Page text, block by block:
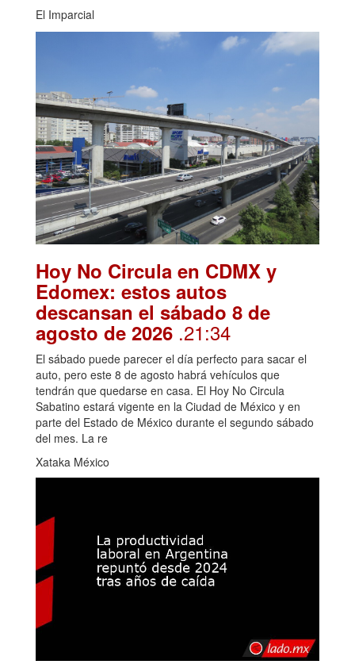
El Imparcial
Hoy No Circula en CDMX y
Edomex: estos autos
descansan el sábado 8 de
agosto de 2026 .21:34
El sábado puede parecer el día perfecto para sacar el
auto, pero este 8 de agosto habrá vehículos que
tendrán que quedarse en casa. El Hoy No Circula
Sabatino estará vigente en la Ciudad de México y en
parte del Estado de México durante el segundo sábado
del mes. La re
Xataka México